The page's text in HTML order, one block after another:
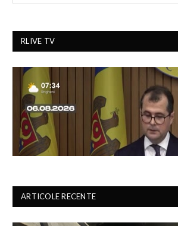
RLIVE TV
ARTICOLE RECENTE